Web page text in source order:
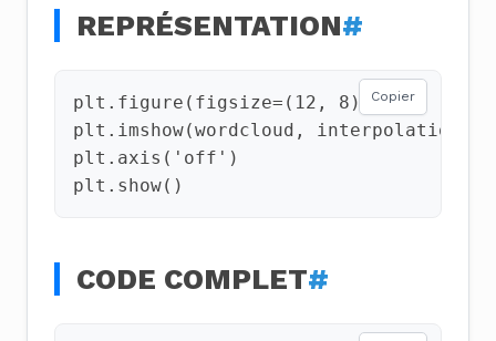
REPRÉSENTATION#
plt . figure ( figsize= ( 12 , 8 ))
plt . imshow(wordcloud , interpolation
plt . axis ( 'off' )
plt . show()
Copier
CODE COMPLET#